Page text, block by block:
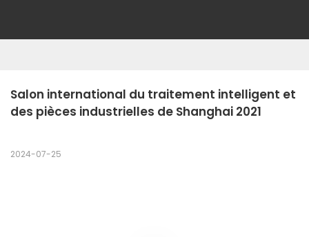
Salon international du traitement intelligent et
des pièces industrielles de Shanghai 2021
2024-07-25